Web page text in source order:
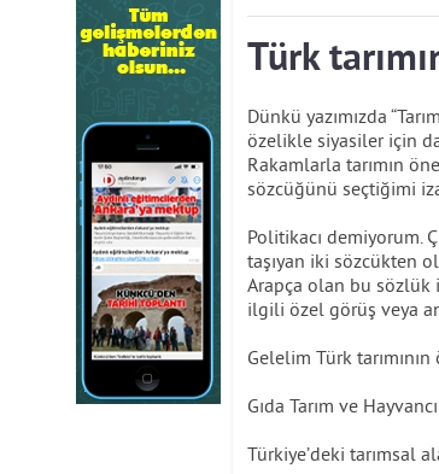
Türk
Dünkü yazımızda
özelikle siyasiler için
Rakamlarla tarımın
sözcüğünü seçtiğimi
Politikacı demiyorum.
taşıyan iki sözcükten
Arapça olan bu sözlük
ilgili özel görüş veya
Gelelim Türk
Gıda Tarım ve
Türkiye’deki tarımsal